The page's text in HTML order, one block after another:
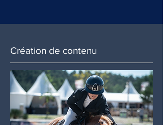
Création de contenu